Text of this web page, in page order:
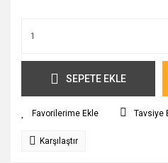
SEPETE EKLE
Tavsiye
Karşılaştır